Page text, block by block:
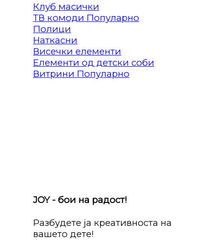
Клуб масички
ТВ комоди
Полици
Наткасни
Висечки елементи
Елементи од детски соби
Витрини
JOY - бои на радост!
Разбудете ја креативноста на
вашето дете!